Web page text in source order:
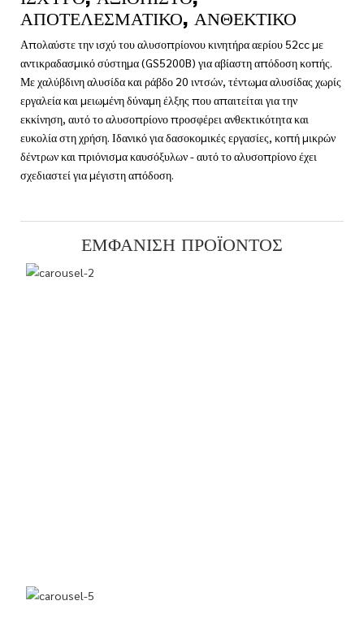
ΑΠΟΤΕΛΕΣΜΑΤΙΚΌ, ΑΝΘΕΚΤΙΚΌ
Απολαύστε την ισχύ του αλυσοπρίονου κινητήρα αερίου 52cc με
αντικραδασμικό σύστημα (GS5200B) για αβίαστη απόδοση κοπής.
Με χαλύβδινη αλυσίδα και ράβδο 20 ιντσών, τέντωμα αλυσίδας χωρίς
εργαλεία και μειωμένη δύναμη έλξης που απαιτείται για την
εκκίνηση, αυτό το αλυσοπρίονο προσφέρει ανθεκτικότητα και
ευκολία στη χρήση. Ιδανικό για δασοκομικές εργασίες, κοπή μικρών
δέντρων και πριόνισμα καυσόξυλων - αυτό το αλυσοπρίονο έχει
σχεδιαστεί για μέγιστη απόδοση.
ΕΜΦΆΝΙΣΗ ΠΡΟΪΌΝΤΟΣ